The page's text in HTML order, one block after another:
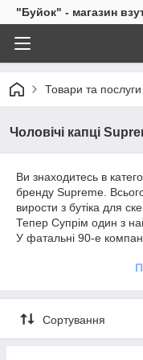
"Буйок" - магазин
Товари та послуги
Чоловічі капці
Ви знаходитесь в
бренду Supreme.
вирости з бутіка для
Тепер Супрім один з
У фатальні 90-е
00-х Supreme
Undercover,Vans,Louis
Ознайомлення з
Сортування